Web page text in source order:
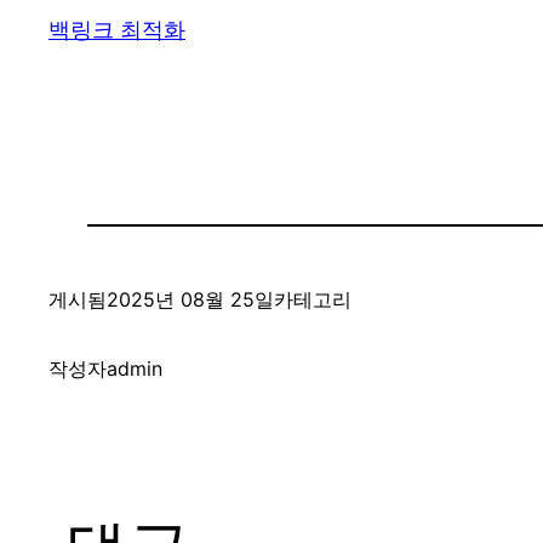
백링크 최적화
게시됨2025년 08월 25일카테고리
작성자admin